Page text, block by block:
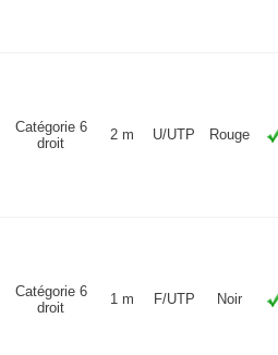
Catégorie 6
droit
2 m U/UTP Rouge
Catégorie 6
droit
1 m F/UTP Noir